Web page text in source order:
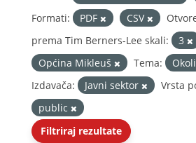
Formati:
PDF CSV
prema Tim Berners-Lee skali:
3
Općina Mikleuš
Tema:
Izdavača:
Javni sektor
Vrsta
public
Filtriraj rezultate